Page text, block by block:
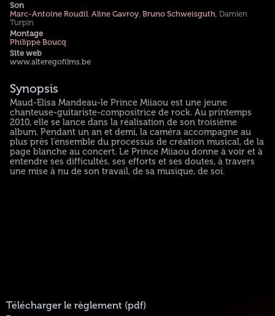
Son
Marc-Antoine Roudil, Aline Gavroy, Bruno Schweisguth, Damien
Turpin
Montage
Philippe Boucq
Site web
www.alteregofilms.be
Synopsis
Maud-Elisa Mandeau-le Prince Miiaou est une jeune
chanteuse-guitariste-compositrice de rock. Au printemps
2010, elle se lance dans la réalisation de son troisième
album. Pendant un an et demi, la caméra accompagne au
plus près l’ensemble du processus de création musical, de la
page blanche au concert. Le Prince Miiaou donne à voir et à
entendre ses difficultés, ses efforts et ses doutes, à travers
une mise à nu de son travail, de sa musique, de soi.
Télécharger le règlement (pdf)